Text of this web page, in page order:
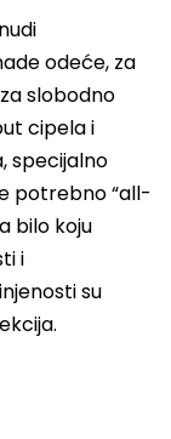
odeće, za
slobodno
cipela i
specijalno
potrebno “all-
bilo koju
i
su